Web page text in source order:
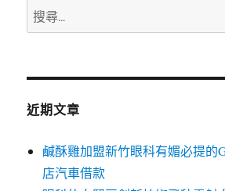
搜
尋
鍵
近期文章
鹹酥雞加盟新竹眼科有媚必提的
店汽車借款